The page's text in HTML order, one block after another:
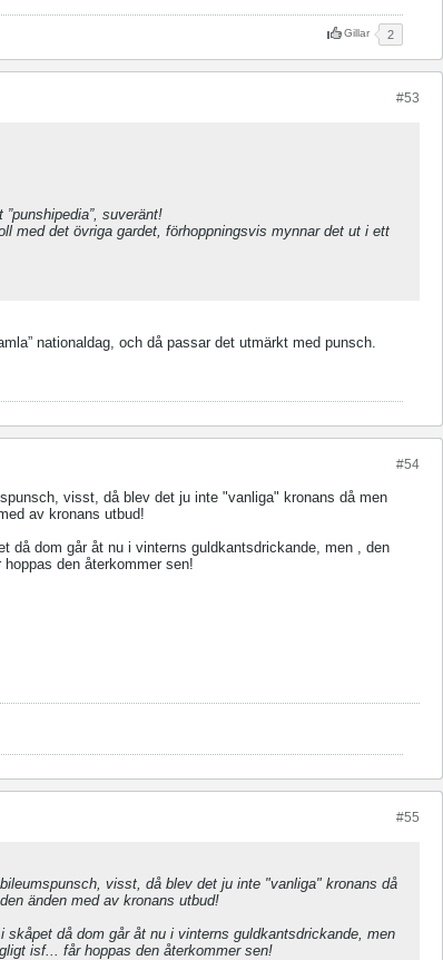
Gillar 2
#53
suveränt!
med det övriga gardet, förhoppningsvis mynnar det ut i ett
nationaldag, och då passar det utmärkt med punsch.
#54
visst, då blev det ju inte "vanliga" kronans då men
av kronans utbud!
då dom går åt nu i vinterns guldkantsdrickande, men , den
den återkommer sen!
#55
visst, då blev det ju inte "vanliga" kronans då
änden med av kronans utbud!
då dom går åt nu i vinterns guldkantsdrickande, men
isf... får hoppas den återkommer sen!